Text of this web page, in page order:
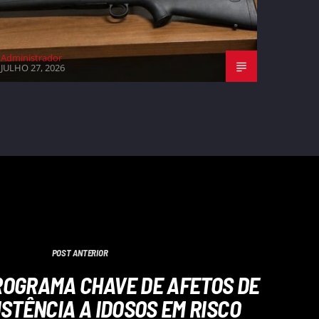
Administrador
JULHO 27, 2026
POST ANTERIOR
CHAVE DE AFETOS DE
A IDOSOS EM RISCO